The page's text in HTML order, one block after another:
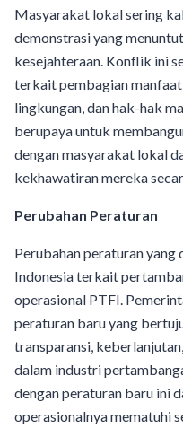
Masyarakat lokal sering
demonstrasi yang
kesejahteraan. Konflik ini
terkait pembagian
lingkungan, dan hak-hak
berupaya untuk
dengan masyarakat lokal
kekhawatiran mereka
Perubahan Peraturan
Perubahan peraturan
Indonesia terkait
operasional PTFI.
peraturan baru yang
transparansi,
dalam industri
dengan peraturan baru ini
operasionalnya mematuhi